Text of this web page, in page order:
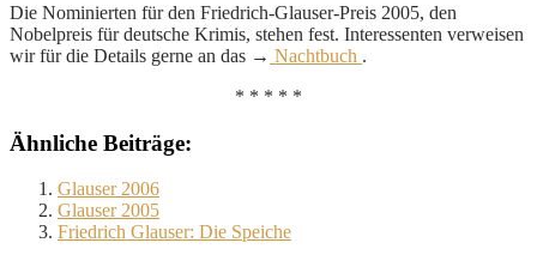
Die Nominierten für den Friedrich-Glauser-Preis 2005, den
Nobelpreis für deutsche Krimis, stehen fest. Interessenten verweisen
wir für die Details gerne an das → Nachtbuch .
* * * * *
Ähnliche Beiträge:
Glauser 2006
Glauser 2005
Friedrich Glauser: Die Speiche